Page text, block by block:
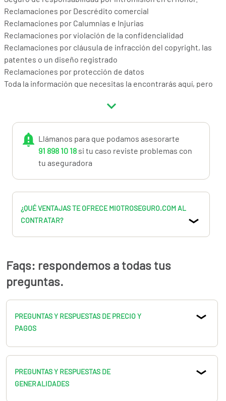
Reclamaciones por Descrédito comercial
Reclamaciones por Calumnias e Injurias
Reclamaciones por violación de la confidencialidad
Reclamaciones por cláusula de infracción del copyright, las
patentes o un diseño registrado
Reclamaciones por protección de datos
Toda la información que necesitas la encontrarás aquí, pero
Llámanos para que podamos asesorarte
91 898 10 18 si tu caso reviste problemas con
tu aseguradora
¿QUÉ VENTAJAS TE OFRECE MIOTROSEGURO.COM AL
CONTRATAR?
Faqs: respondemos a todas tus
preguntas.
PREGUNTAS Y RESPUESTAS DE PRECIO Y
PAGOS
PREGUNTAS Y RESPUESTAS DE
GENERALIDADES